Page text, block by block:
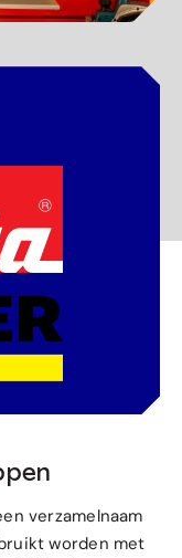
verzamelnaam
worden met